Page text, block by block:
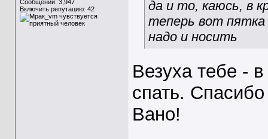
Сообщений: 3,947
Включить репутацию: 42
да и то, каюсь, в
теперь вот
надо и носить
Везуха тебе -
спать.
Вано!